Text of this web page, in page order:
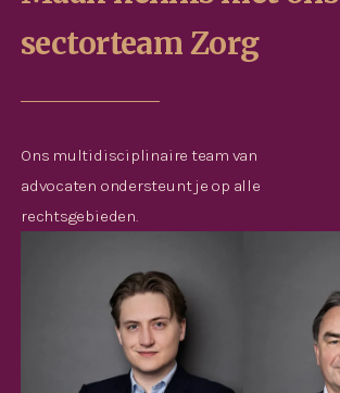
sectorteam Zorg
Ons multidisciplinaire team van
advocaten ondersteunt je op alle
rechtsgebieden.